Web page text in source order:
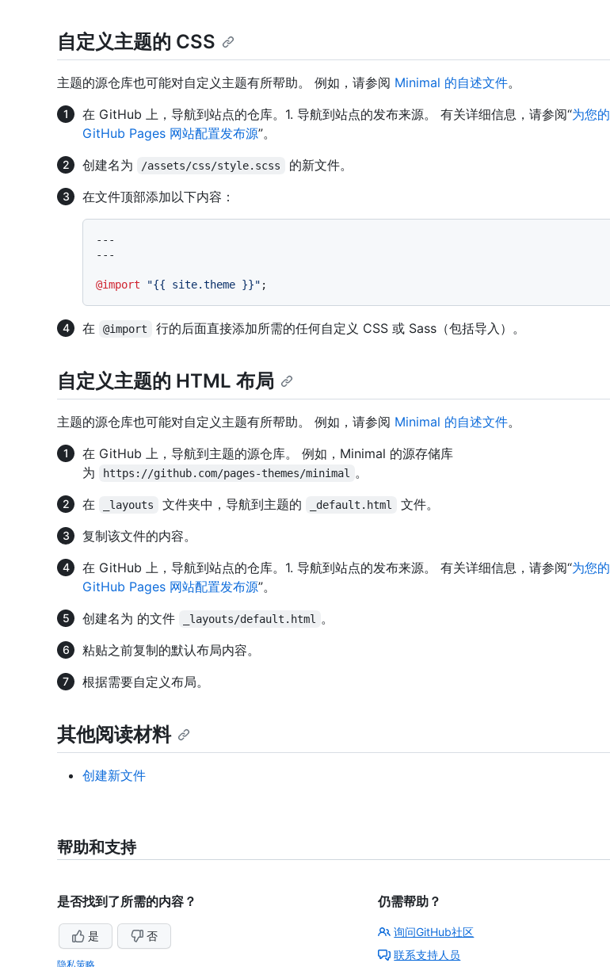
自定义主题的 CSS
主题的源仓库也可能对自定义主题有所帮助。 例如，请参阅 Minimal 的自述文件。
在 GitHub 上，导航到站点的仓库。1. 导航到站点的发布来源。 有关详细信息，请参阅“为您的
GitHub Pages 网站配置发布源”。
创建名为
/assets/css/style.scss
的新文件。
在文件顶部添加以下内容：
---
---
@import "{{ site.theme }}"
在 @import 行的后面直接添加所需的任何自定义 CSS 或 Sass（包括导入）。
自定义主题的 HTML 布局
主题的源仓库也可能对自定义主题有所帮助。 例如，请参阅 Minimal 的自述文件。
在 GitHub 上，导航到主题的源仓库。 例如，Minimal 的源存储库
为
https://github.com/pages-themes/minimal
。
在
_layouts 文件夹中，导航到主题的 _default.html
文件。
复制该文件的内容。
在 GitHub 上，导航到站点的仓库。1. 导航到站点的发布来源。 有关详细信息，请参阅“为您的
GitHub Pages 网站配置发布源”。
创建名为 的文件
_layouts/default.html
。
粘贴之前复制的默认布局内容。
根据需要自定义布局。
其他阅读材料
创建新文件
帮助和支持
是否找到了所需的内容？
是 否
隐私策略
仍需帮助？
询问GitHub社区
联系支持人员